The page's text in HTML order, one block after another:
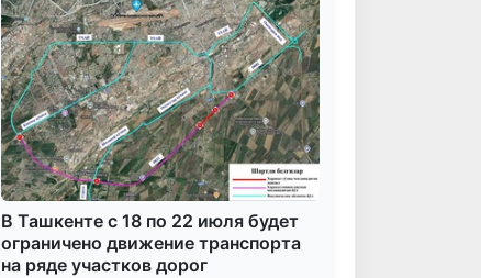
В Ташкенте с 18 по 22 июля будет
ограничено движение транспорта
на ряде участков дорог